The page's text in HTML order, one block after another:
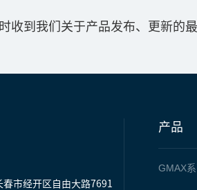
收到我们关于产品发布、更新的
春市经开区自由大路7691
产品
GMAX